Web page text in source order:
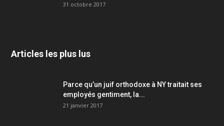
31 octobre 2017
Articles les plus lus
Parce qu’un juif orthodoxe à NY traitait ses
employés gentiment, la...
21 janvier 2017